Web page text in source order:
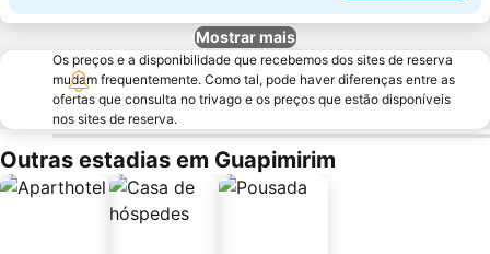
Mostrar mais
Os preços e a disponibilidade que recebemos dos sites de reserva
mudam frequentemente. Como tal, pode haver diferenças entre as
ofertas que consulta no trivago e os preços que estão disponíveis
nos sites de reserva.
Outras estadias em Guapimirim